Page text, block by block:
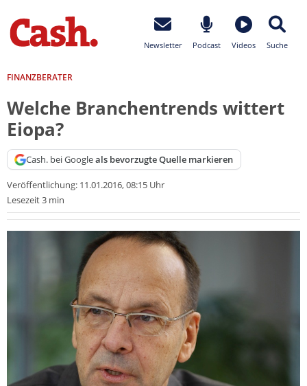
Newsletter Podcast Videos Suche
FINANZBERATER
Welche Branchentrends wittert
Eiopa?
Cash. bei Googleals bevorzugte Quelle markieren
Veröffentlichung: 11.01.2016, 08:15 Uhr
Lesezeit 3 min